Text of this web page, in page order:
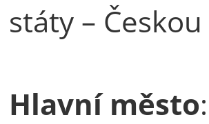
státy –
Hlavní město